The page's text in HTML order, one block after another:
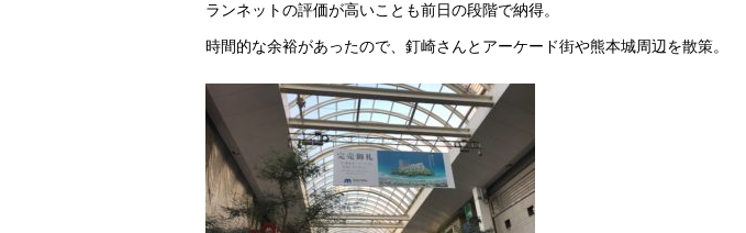
ランネットの評価が高いことも前日の段階で納得。
時間的な余裕があったので、釘崎さんとアーケード街や熊本城周辺を散策。